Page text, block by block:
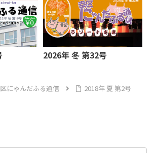
2026年 冬 第32号
にゃんだふる通信 2018年 夏 第2号